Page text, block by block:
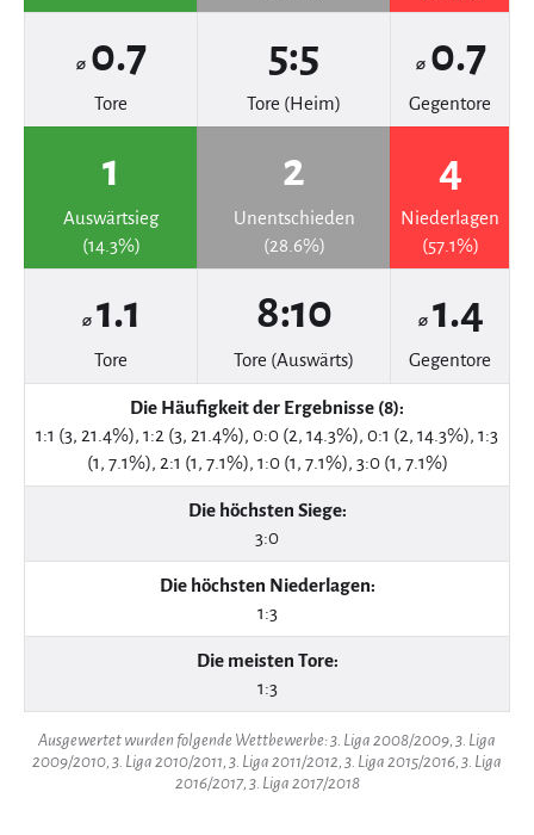
⌀ 0.7
Tore
5:5
Tore (Heim)
⌀ 0.7
Gegentore
1
Auswärtsieg
(14.3%)
2
Unentschieden
(28.6%)
4
Niederlagen
(57.1%)
⌀ 1.1
Tore
8:10
Tore (Auswärts)
⌀ 1.4
Gegentore
Die Häufigkeit der Ergebnisse (8):
1:1 (3, 21.4%), 1:2 (3, 21.4%), 0:0 (2, 14.3%), 0:1 (2, 14.3%), 1:3
(1, 7.1%), 2:1 (1, 7.1%), 1:0 (1, 7.1%), 3:0 (1, 7.1%)
Die höchsten Siege:
3:0
Die höchsten Niederlagen:
1:3
Die meisten Tore:
1:3
Ausgewertet wurden folgende Wettbewerbe: 3. Liga 2008/2009, 3. Liga
2009/2010, 3. Liga 2010/2011, 3. Liga 2011/2012, 3. Liga 2015/2016, 3. Liga
2016/2017, 3. Liga 2017/2018